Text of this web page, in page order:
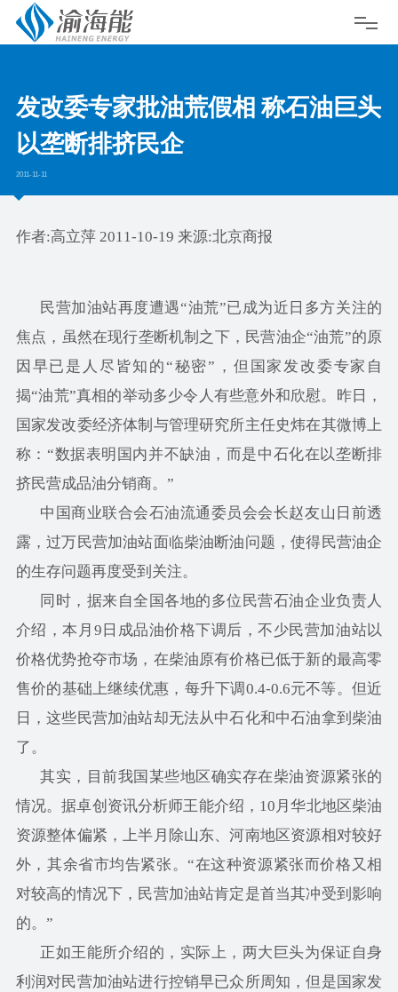
发改委专家批油荒假相 称石油巨头
以垄断排挤民企
2011-11-11
作者:高立萍 2011-10-19 来源:北京商报
民营加油站再度遭遇“油荒”已成为近日多方关注的
焦点，虽然在现行垄断机制之下，民营油企“油荒”的原
因早已是人尽皆知的“秘密”，但国家发改委专家自
揭“油荒”真相的举动多少令人有些意外和欣慰。昨日，
国家发改委经济体制与管理研究所主任史炜在其微博上
称：“数据表明国内并不缺油，而是中石化在以垄断排
挤民营成品油分销商。”
中国商业联合会石油流通委员会会长赵友山日前透
露，过万民营加油站面临柴油断油问题，使得民营油企
的生存问题再度受到关注。
同时，据来自全国各地的多位民营石油企业负责人
介绍，本月9日成品油价格下调后，不少民营加油站以
价格优势抢夺市场，在柴油原有价格已低于新的最高零
售价的基础上继续优惠，每升下调0.4-0.6元不等。但近
日，这些民营加油站却无法从中石化和中石油拿到柴油
了。
其实，目前我国某些地区确实存在柴油资源紧张的
情况。据卓创资讯分析师王能介绍，10月华北地区柴油
资源整体偏紧，上半月除山东、河南地区资源相对较好
外，其余省市均告紧张。“在这种资源紧张而价格又相
对较高的情况下，民营加油站肯定是首当其冲受到影响
的。”
正如王能所介绍的，实际上，两大巨头为保证自身
利润对民营加油站进行控销早已众所周知，但是国家发